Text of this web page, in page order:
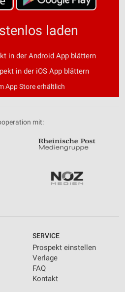
laden
in der Android App blättern
in der iOS App blättern
App Store erhältlich
mit:
SERVICE
Prospekt einstellen
Verlage
FAQ
Kontakt